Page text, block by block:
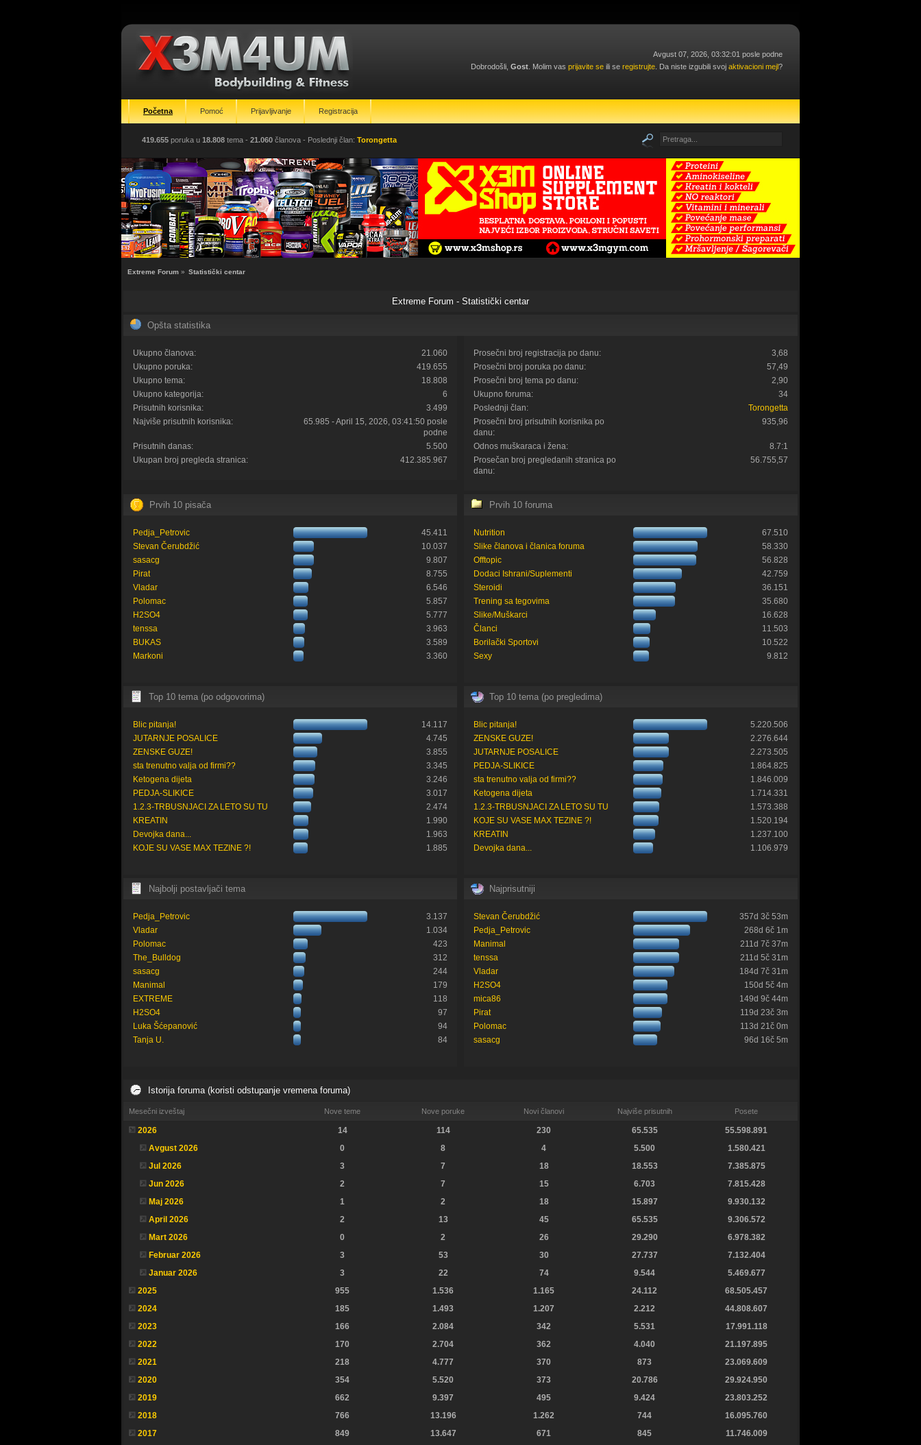
Avgust 07, 2026, 03:32:01 posle podne
Dobrodošli, Gost . Molim vas prijavite se ili se registrujte . Da niste izgubili svoj aktivacioni mejl?
Početna Pomoć Prijavljivanje Registracija
419.655 poruka u 18.808 tema - 21.060 članova - Poslednji član: Torongetta
Extreme Forum » Statistički centar
Extreme Forum - Statistički centar
Opšta statistika
Ukupno članova:
21.060
Ukupno poruka:
419.655
Ukupno tema:
18.808
Ukupno kategorija:
6
Prisutnih korisnika:
3.499
Najviše prisutnih korisnika:
65.985 - April 15, 2026, 03:41:50 posle
podne
Prisutnih danas:
5.500
Ukupan broj pregleda stranica:
412.385.967
Prosečni broj registracija po danu:
3,68
Prosečni broj poruka po danu:
57,49
Prosečni broj tema po danu:
2,90
Ukupno foruma:
34
Poslednji član:
Torongetta
Prosečni broj prisutnih korisnika po
danu:
935,96
Odnos muškaraca i žena:
8.7:1
Prosečan broj pregledanih stranica po
danu:
56.755,57
Prvih 10 pisača
Pedja_Petrovic
45.411
Stevan Čerubdžić
10.037
sasacg
9.807
Pirat
8.755
Vladar
6.546
Polomac
5.857
H2SO4
5.777
tenssa
3.963
BUKAS
3.589
Markoni
3.360
Prvih 10 foruma
Nutrition
67.510
Slike članova i članica foruma
58.330
Offtopic
56.828
Dodaci Ishrani/Suplementi
42.759
Steroidi
36.151
Trening sa tegovima
35.680
Slike/Muškarci
16.628
Članci
11.503
Borilački Sportovi
10.522
Sexy
9.812
Top 10 tema (po odgovorima)
Blic pitanja!
14.117
JUTARNJE POSALICE
4.745
ZENSKE GUZE!
3.855
sta trenutno valja od firmi??
3.345
Ketogena dijeta
3.246
PEDJA-SLIKICE
3.017
1.2.3-TRBUSNJACI ZA LETO SU TU
2.474
KREATIN
1.990
Devojka dana...
1.963
KOJE SU VASE MAX TEZINE ?!
1.885
Top 10 tema (po pregledima)
Blic pitanja!
5.220.506
ZENSKE GUZE!
2.276.644
JUTARNJE POSALICE
2.273.505
PEDJA-SLIKICE
1.864.825
sta trenutno valja od firmi??
1.846.009
Ketogena dijeta
1.714.331
1.2.3-TRBUSNJACI ZA LETO SU TU
1.573.388
KOJE SU VASE MAX TEZINE ?!
1.520.194
KREATIN
1.237.100
Devojka dana...
1.106.979
Najbolji postavljači tema
Pedja_Petrovic
3.137
Vladar
1.034
Polomac
423
The_Bulldog
312
sasacg
244
Manimal
179
EXTREME
118
H2SO4
97
Luka Šćepanović
94
Tanja U.
84
Najprisutniji
Stevan Čerubdžić
357d 3č 53m
Pedja_Petrovic
268d 6č 1m
Manimal
211d 7č 37m
tenssa
211d 5č 31m
Vladar
184d 7č 31m
H2SO4
150d 5č 4m
mica86
149d 9č 44m
Pirat
119d 23č 3m
Polomac
113d 21č 0m
sasacg
96d 16č 5m
Istorija foruma (koristi odstupanje vremena foruma)
Mesečni izveštaj Nove teme Nove poruke Novi članovi Najviše prisutnih Posete
2026 14 114 230 65.535
55.598.891
Avgust 2026
0 8 4 5.500
1.580.421
Jul 2026
3 7 18 18.553
7.385.875
Jun 2026
2 7 15 6.703
7.815.428
Maj 2026
1 2 18 15.897
9.930.132
April 2026
2 13 45 65.535
9.306.572
Mart 2026
0 2 26 29.290
6.978.382
Februar 2026
3 53 30 27.737
7.132.404
Januar 2026
3 22 74 9.544
5.469.677
2025
955 1.536 1.165 24.112
68.505.457
2024
185 1.493 1.207 2.212
44.808.607
2023
166 2.084 342 5.531
17.991.118
2022
170 2.704 362 4.040
21.197.895
2021
218 4.777 370 873
23.069.609
2020
354 5.520 373 20.786
29.924.950
2019
662 9.397 495 9.424
23.803.252
2018
766 13.196 1.262 744
16.095.760
2017
849 13.647 671 845
11.746.009